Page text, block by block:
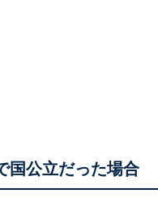
国公立だった場合